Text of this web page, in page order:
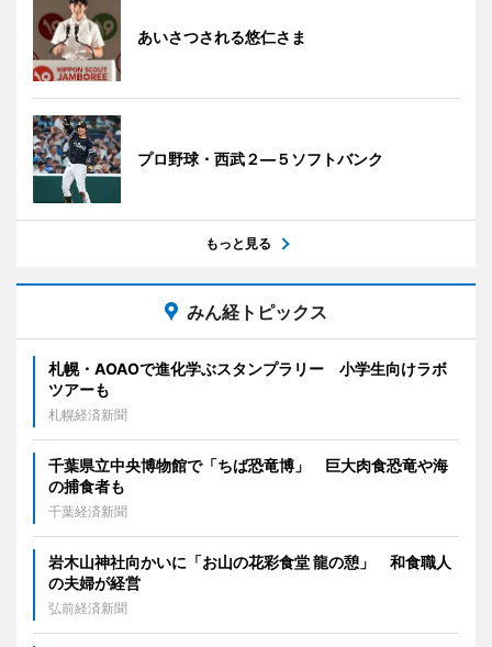
あいさつされる悠仁さま
プロ野球・西武２―５ソフトバンク
もっと見る
みん経トピックス
札幌・AOAOで進化学ぶスタンプラリー 小学生向けラボ
ツアーも
札幌経済新聞
千葉県立中央博物館で「ちば恐竜博」 巨大肉食恐竜や海
の捕食者も
千葉経済新聞
岩木山神社向かいに「お山の花彩食堂 龍の憩」 和食職人
の夫婦が経営
弘前経済新聞